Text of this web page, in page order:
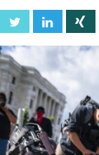
Facebook Twitter Linkedin